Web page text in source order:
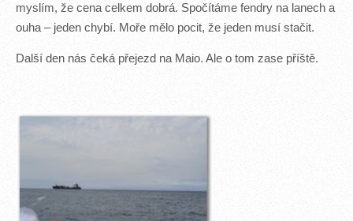
myslím, že cena celkem dobrá. Spočítáme fendry na lanech a
ouha – jeden chybí. Moře mělo pocit, že jeden musí stačit.
Další den nás čeká přejezd na Maio. Ale o tom zase příště.